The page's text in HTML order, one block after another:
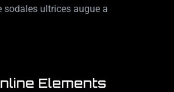
sodales ultrices augue a
Elements